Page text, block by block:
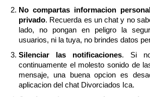
No compartas informacion
privado. Recuerda es un chat y no
lado, no pongan en peligro la
usuarios, ni la tuya, no brindes datos
Silenciar las notificaciones. Si no
continuamente el molesto sonido de
mensaje, una buena opcion es
aplicacion del chat Divorciados Ica.